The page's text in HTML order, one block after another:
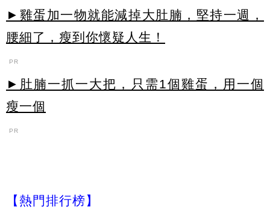
►雞蛋加一物就能減掉大肚腩，堅持一週，
腰細了，瘦到你懷疑人生！
PR
►肚腩一抓一大把，只需1個雞蛋，用一個
瘦一個
PR
【熱門排行榜】